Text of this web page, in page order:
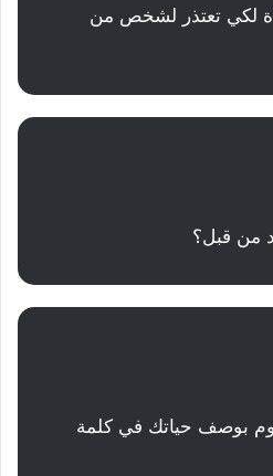
لكي تعتذر لشخص من
من قبل؟
بوصف حياتك في كلمة